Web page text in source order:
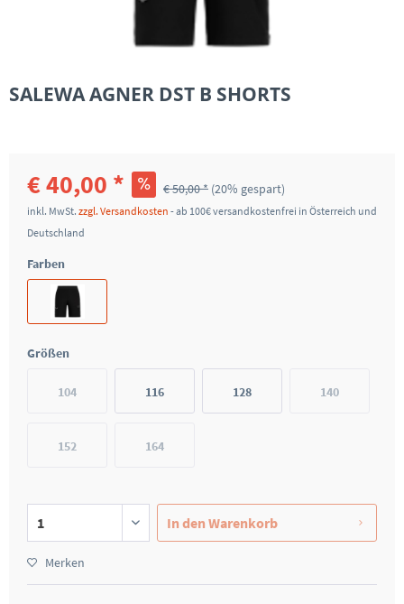
SALEWA AGNER DST B SHORTS
€ 40,00 * € 50,00 * (20% gespart)
inkl. MwSt. zzgl. Versandkosten - ab 100€ versandkostenfrei in Österreich und
Deutschland
Farben
Größen
104 116 128 140
152 164
In den Warenkorb
Merken